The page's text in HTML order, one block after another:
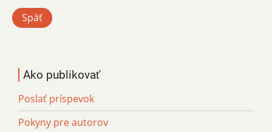
Späť
Ako publikovať
Poslať príspevok
Pokyny pre autorov